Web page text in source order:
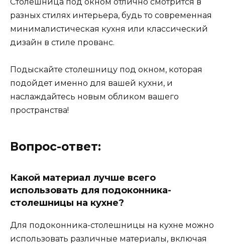
разных стилях интерьера, будь то современная
минималистическая кухня или классический
дизайн в стиле прованс.
Подыскайте столешницу под окном, которая
подойдет именно для вашей кухни, и
наслаждайтесь новым обликом вашего
пространства!
Вопрос-ответ:
Какой материал лучше всего
использовать для подоконника-
столешницы на кухне?
Для подоконника-столешницы на кухне можно
использовать различные материалы, включая